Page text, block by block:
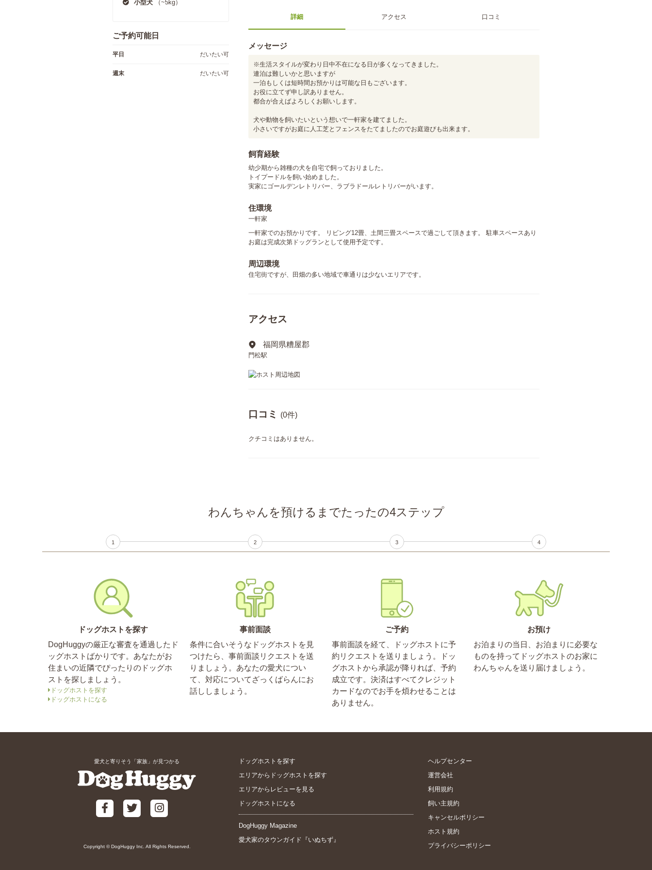
小型犬 （~5kg）
ご予約可能日
平日 だいたい可
週末 だいたい可
詳細 アクセス 口コミ
メッセージ
️※生活スタイルが変わり日中不在になる日が多くなってきました。
連泊は難しいかと思いますが
一泊もしくは短時間お預かりは可能な日もございます。
お役に立てず申し訳ありません。
都合が合えばよろしくお願いします。
犬や動物を飼いたいという想いで一軒家を建てました。
小さいですがお庭に人工芝とフェンスをたてましたのでお庭遊びも出来ます。
飼育経験
幼少期から雑種の犬を自宅で飼っておりました。
トイプードルを飼い始めました。
実家にゴールデンレトリバー、ラブラドールレトリバーがいます。
住環境
一軒家
一軒家でのお預かりです。 リビング12畳、土間三畳スペースで過ごして頂きます。 駐車スペースあり
お庭は完成次第ドッグランとして使用予定です。
周辺環境
住宅街ですが、田畑の多い地域で車通りは少ないエリアです。
アクセス
福岡県糟屋郡
門松駅
口コミ (0件)
クチコミはありません。
わんちゃんを預けるまでたったの4ステップ
1 2 3 4
ドッグホストを探す
DogHuggyの厳正な審査を通過したド
ッグホストばかりです。あなたがお
住まいの近隣でぴったりのドッグホ
ストを探しましょう。
ドッグホストを探す
ドッグホストになる
事前面談
条件に合いそうなドッグホストを見
つけたら、事前面談リクエストを送
りましょう。あなたの愛犬につい
て、対応についてざっくばらんにお
話ししましょう。
ご予約
事前面談を経て、ドッグホストに予
約リクエストを送りましょう。ドッ
グホストから承認が降りれば、予約
成立です。決済はすべてクレジット
カードなのでお手を煩わせることは
ありません。
お預け
お泊まりの当日、お泊まりに必要な
ものを持ってドッグホストのお家に
わんちゃんを送り届けましょう。
愛犬と寄りそう「家族」が見つかる
Copyright © DogHuggy Inc. All Rights Reserved.
ドッグホストを探す
エリアからドッグホストを探す
エリアからレビューを見る
ドッグホストになる
DogHuggy Magazine
愛犬家のタウンガイド『いぬちず』
ヘルプセンター
運営会社
利用規約
飼い主規約
キャンセルポリシー
ホスト規約
プライバシーポリシー